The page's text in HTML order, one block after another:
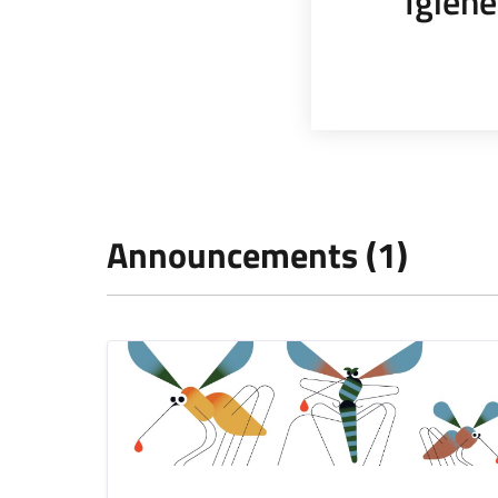
Announcements (1)